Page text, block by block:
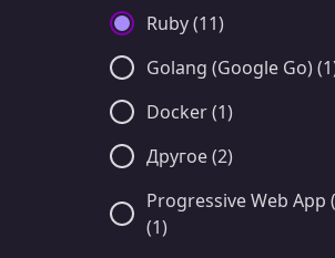
Ruby (11)
Golang (Google Go)
Docker (1)
Другое (2)
Progressive Web App
(1)